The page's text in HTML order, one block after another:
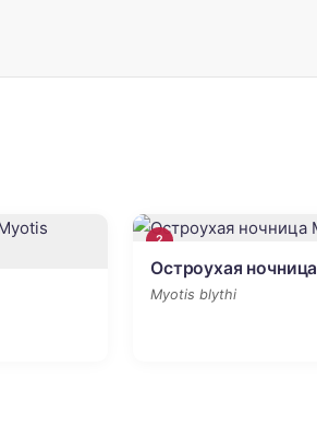
2
Остроухая ночница
Myotis blythi